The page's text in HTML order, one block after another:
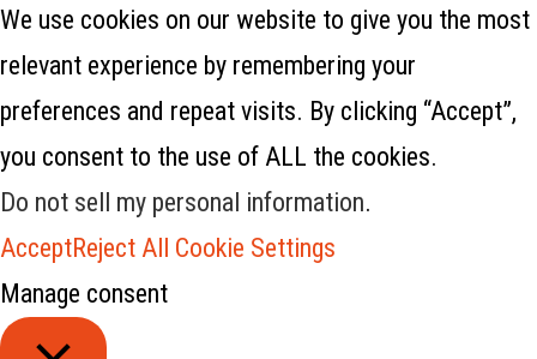
We use cookies on our website to give you the most
relevant experience by remembering your
preferences and repeat visits. By clicking “Accept”,
you consent to the use of ALL the cookies.
Do not sell my personal information.
AcceptReject All Cookie Settings
Manage consent